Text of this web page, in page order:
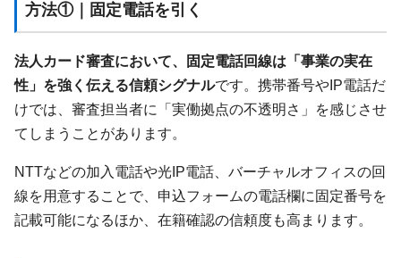
方法①｜固定電話を引く
法人カード審査において、固定電話回線は「事業の実在
性」を強く伝える信頼シグナルです。携帯番号やIP電話だ
けでは、審査担当者に「実働拠点の不透明さ」を感じさせ
てしまうことがあります。
NTTなどの加入電話や光IP電話、バーチャルオフィスの回
線を用意することで、申込フォームの電話欄に固定番号を
記載可能になるほか、在籍確認の信頼度も高まります。